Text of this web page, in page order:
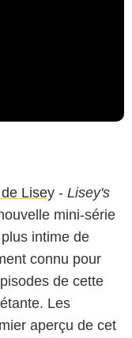
Lisey - Lisey's
mini-série
intime de
connu pour
de cette
Les
aperçu de cet